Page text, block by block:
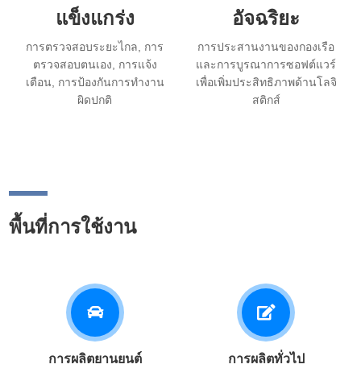
แข็งแกร่ง
การตรวจสอบระยะไกล, การ
ตรวจสอบตนเอง, การแจ้ง
เตือน, การป้องกันการทำงาน
ผิดปกติ
อัจฉริยะ
การประสานงานของกองเรือ
และการบูรณาการซอฟต์แวร์
เพื่อเพิ่มประสิทธิภาพด้านโลจิ
สติกส์
พื้นที่การใช้งาน
การผลิตยานยนต์ การผลิตทั่วไป